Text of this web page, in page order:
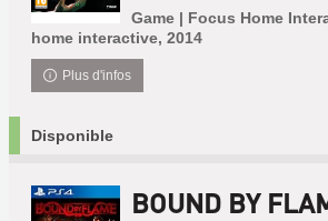
Game | Focus Home
home interactive, 2014
Plus d'infos
Disponible
BOUND BY